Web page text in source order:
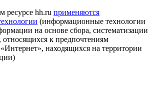
ресурсе hh.ru применяются
(информационные технологии
на основе сбора, систематизации
относящихся к предпочтениям
«Интернет», находящихся на территории